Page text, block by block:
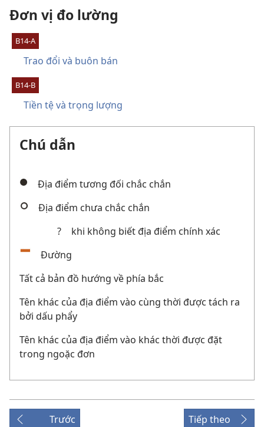
Đơn vị đo lường
B14-A
Trao đổi và buôn bán
B14-B
Tiền tệ và trọng lượng
Chú dẫn
Địa điểm tương đối chắc chắn
Địa điểm chưa chắc chắn
?
khi không biết địa điểm chính xác
Đường
Tất cả bản đồ hướng về phía bắc
Tên khác của địa điểm vào cùng thời được tách ra
bởi dấu phẩy
Tên khác của địa điểm vào khác thời được đặt
trong ngoặc đơn
Trước Tiếp theo